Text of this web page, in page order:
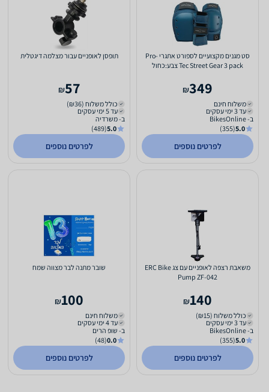
סט מגנים מקצועיים לספורט אתגרי Pro-
Tec Street Gear 3 pack צבע:כחול
349
₪
משלוח חינם
עד 3 ימי עסקים
ב- BikesOnline
5.0
(355)
לפרטים נוספים
תופסן לאופניים עבור מצלמה דיגטלית
57
₪
כולל משלוח (₪36)
עד 5 ימי עסקים
ב- משרדיה
5.0
(489)
לפרטים נוספים
משאבת רצפה לאופניים עם צג ERC Bike
Pump ZF-042
140
₪
כולל משלוח (₪15)
עד 3 ימי עסקים
ב- BikesOnline
5.0
(355)
לפרטים נוספים
שובר מתנה לבר מצווה שמח
100
₪
משלוח חינם
עד 4 ימי עסקים
ב- שופ הרים
0.0
(48)
לפרטים נוספים